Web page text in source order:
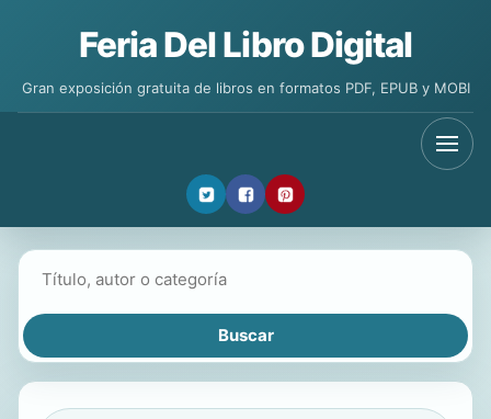
Feria Del Libro Digital
Gran exposición gratuita de libros en formatos PDF, EPUB y MOBI